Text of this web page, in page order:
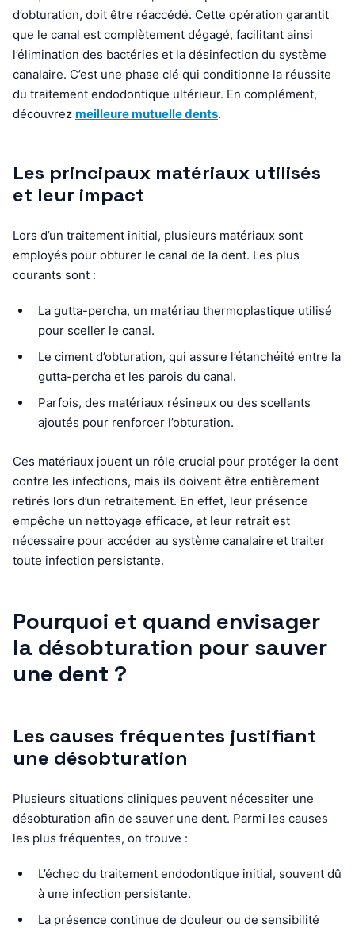
d’obturation, doit être réaccédé. Cette opération garantit
que le canal est complètement dégagé, facilitant ainsi
l’élimination des bactéries et la désinfection du système
canalaire. C’est une phase clé qui conditionne la réussite
du traitement endodontique ultérieur. En complément,
découvrez meilleure mutuelle dents.
Les principaux matériaux utilisés
et leur impact
Lors d’un traitement initial, plusieurs matériaux sont
employés pour obturer le canal de la dent. Les plus
courants sont :
La gutta-percha, un matériau thermoplastique utilisé
pour sceller le canal.
Le ciment d’obturation, qui assure l’étanchéité entre la
gutta-percha et les parois du canal.
Parfois, des matériaux résineux ou des scellants
ajoutés pour renforcer l’obturation.
Ces matériaux jouent un rôle crucial pour protéger la dent
contre les infections, mais ils doivent être entièrement
retirés lors d’un retraitement. En effet, leur présence
empêche un nettoyage efficace, et leur retrait est
nécessaire pour accéder au système canalaire et traiter
toute infection persistante.
Pourquoi et quand envisager
la désobturation pour sauver
une dent ?
Les causes fréquentes justifiant
une désobturation
Plusieurs situations cliniques peuvent nécessiter une
désobturation afin de sauver une dent. Parmi les causes
les plus fréquentes, on trouve :
L’échec du traitement endodontique initial, souvent dû
à une infection persistante.
La présence continue de douleur ou de sensibilité